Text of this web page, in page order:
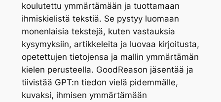
koulutettu ymmärtämään ja tuottamaan
ihmiskielistä tekstiä. Se pystyy luomaan
monenlaisia tekstejä, kuten vastauksia
kysymyksiin, artikkeleita ja luovaa kirjoitusta,
opetettujen tietojensa ja mallin ymmärtämän
kielen perusteella. GoodReason jäsentää ja
tiivistää GPT:n tiedon vielä pidemmälle,
kuvaksi, ihmisen ymmärtämään